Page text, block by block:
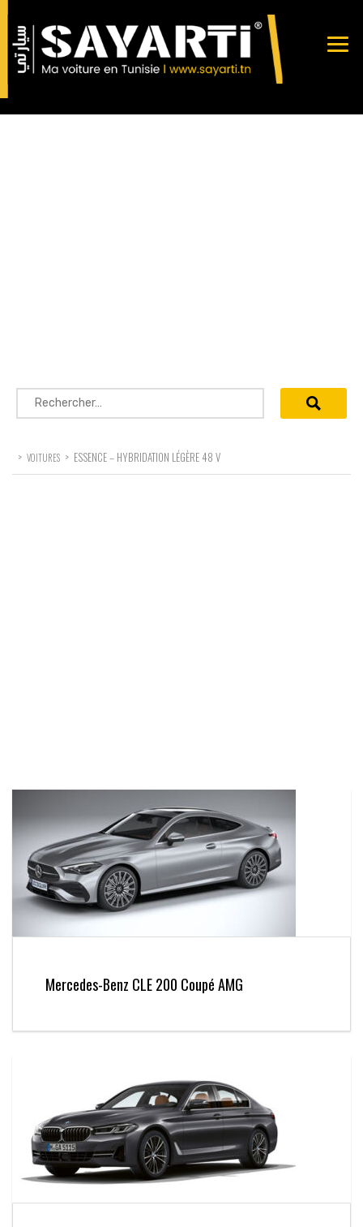
Rechercher :
> VOITURES > ESSENCE – HYBRIDATION LÉGÈRE 48 V
Mercedes-Benz CLE 200 Coupé AMG